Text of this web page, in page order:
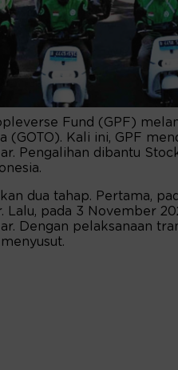
Fund (GPF)
(GOTO). Kali ini, GPF
Pengalihan dibantu
dua tahap. Pertama,
Lalu, pada 3 November
Dengan pelaksanaan